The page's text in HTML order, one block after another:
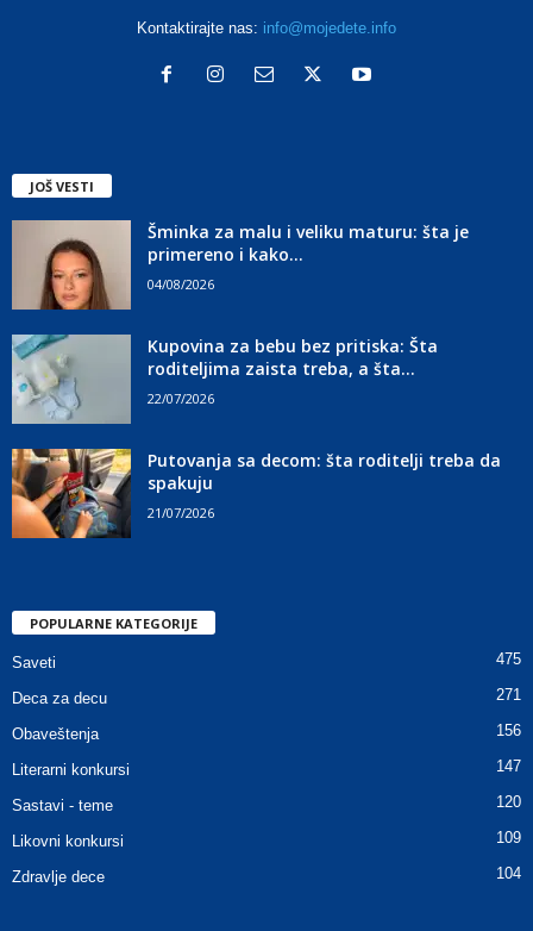
Kontaktirajte nas: info@mojedete.info
JOŠ VESTI
Šminka za malu i veliku maturu: šta je
primereno i kako...
04/08/2026
Kupovina za bebu bez pritiska: Šta
roditeljima zaista treba, a šta...
22/07/2026
Putovanja sa decom: šta roditelji treba da
spakuju
21/07/2026
POPULARNE KATEGORIJE
Saveti 475
Deca za decu 271
Obaveštenja 156
Literarni konkursi 147
Sastavi - teme 120
Likovni konkursi 109
Zdravlje dece 104